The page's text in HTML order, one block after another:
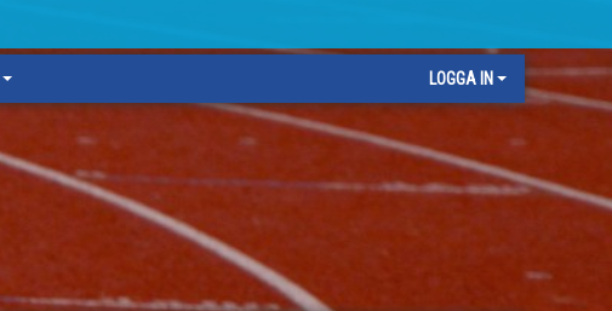
LOGGA IN